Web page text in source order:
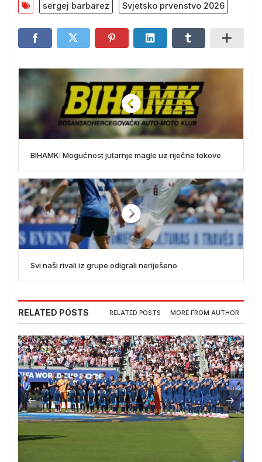
sergej barbarez Svjetsko prvenstvo 2026
BIHAMK: Mogućnost jutarnje magle uz riječne tokove
Svi naši rivali iz grupe odigrali neriješeno
RELATED POSTS RELATED POSTS MORE FROM AUTHOR